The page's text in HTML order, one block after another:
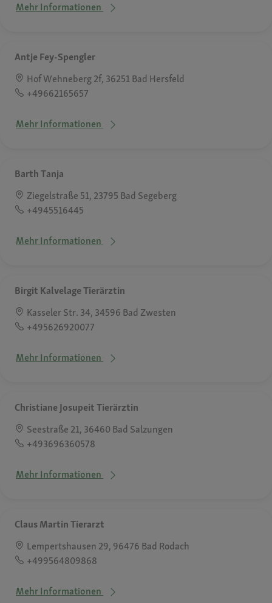
Mehr Informationen
Antje Fey-Spengler
Hof Wehneberg 2f, 36251 Bad Hersfeld
+49662165657
Mehr Informationen
Barth Tanja
Ziegelstraße 51, 23795 Bad Segeberg
+4945516445
Mehr Informationen
Birgit Kalvelage Tierärztin
Kasseler Str. 34, 34596 Bad Zwesten
+495626920077
Mehr Informationen
Christiane Josupeit Tierärztin
Seestraße 21, 36460 Bad Salzungen
+493696360578
Mehr Informationen
Claus Martin Tierarzt
Lempertshausen 29, 96476 Bad Rodach
+499564809868
Mehr Informationen